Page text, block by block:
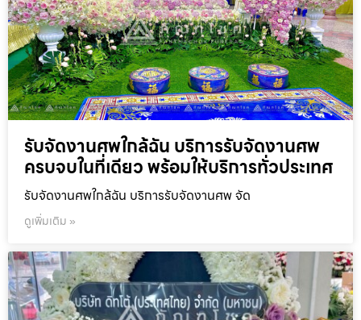
รับจัดงานศพใกล้ฉัน บริการรับจัดงานศพ
ครบจบในที่เดียว พร้อมให้บริการทั่วประเทศ
รับจัดงานศพใกล้ฉัน บริการรับจัดงานศพ จัด
ดูเพิ่มเติม »